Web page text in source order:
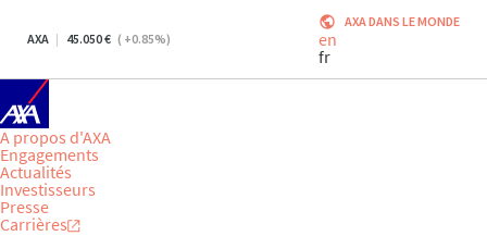
AXA 45.050 ( +0.85%)
AXA DANS LE MONDE
en
fr
A propos d'AXA
Engagements
Actualités
Investisseurs
Presse
Carrières